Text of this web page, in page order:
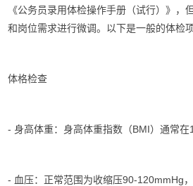
《公务员录用体检操作手册（试行）》，
和岗位需求进行微调。以下是一般的体检
体格检查
- 身高体重：身高体重指数（BMI）通常在
- 血压：正常范围为收缩压90-120mmHg